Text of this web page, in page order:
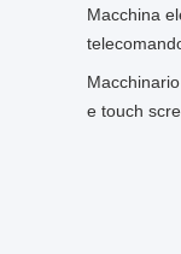
Macchina
e touch